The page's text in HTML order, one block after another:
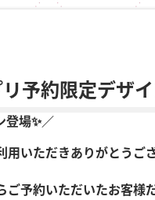
予約限定デザイ
登場✨／
いただきありがとうござ
ご予約いただいたお客様